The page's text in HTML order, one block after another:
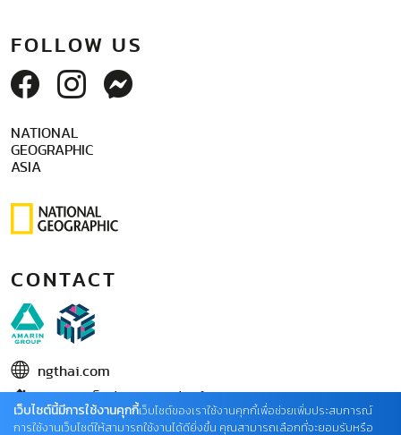
FOLLOW US
NATIONAL
GEOGRAPHIC
ASIA
CONTACT
ngthai.com
บริษัท เอเอ็มอี อิมเมจิเนทีฟ จำกัด
ในเครือ บริษัท อมรินทร์ คอร์เปอเรชั่นส์ จำกัด (มหาชน)
เว็บไซต์นี้มีการใช้งานคุกกี้เว็บไซต์ของเราใช้งานคุกกี้เพื่อช่วยเพิ่มประสบการณ์
การใช้งานเว็บไซต์ให้สามารถใช้งานได้ดียิ่งขึ้น คุณสามารถเลือกที่จะยอมรับหรือ